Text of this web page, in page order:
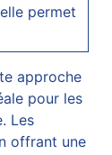
permet
approche
pour les
Les
offrant une